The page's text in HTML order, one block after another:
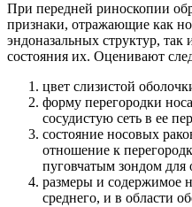
При передней риноскопии
признаки, отражающие как
эндоназальных структур,
состояния их. Оценивают
цвет слизистой
форму перегородки
сосудистую сеть в ее
состояние носовых
отношение к
пуговчатым зондом для
размеры и содержимое
среднего, и в области